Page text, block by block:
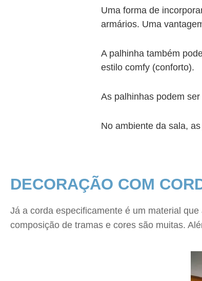
Uma forma de
armários. Uma
A palhinha também
estilo comfy (conforto).
As palhinhas podem
No ambiente da sala,
DECORAÇÃO COM
Já a corda especificamente é um material
composição de tramas e cores são muitas.